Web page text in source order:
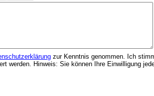
zur Kenntnis genommen. Ich
werden. Hinweis: Sie können Ihre Einwilligung